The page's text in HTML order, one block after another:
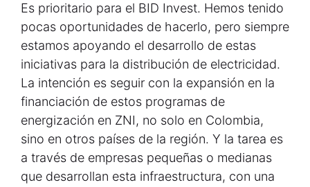
Es prioritario para el BID Invest. Hemos tenido
pocas oportunidades de hacerlo, pero siempre
estamos apoyando el desarrollo de estas
iniciativas para la distribución de electricidad.
La intención es seguir con la expansión en la
financiación de estos programas de
energización en ZNI, no solo en Colombia,
sino en otros países de la región. Y la tarea es
a través de empresas pequeñas o medianas
que desarrollan esta infraestructura, con una